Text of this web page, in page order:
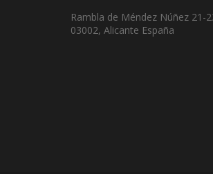
Rambla de Méndez Núñez 21-
03002, Alicante España